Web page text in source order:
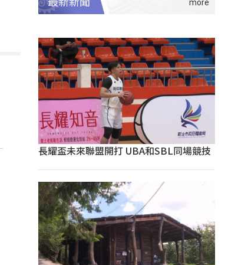
長耀盃未來聯盟開打 UBA和SBL同場競技